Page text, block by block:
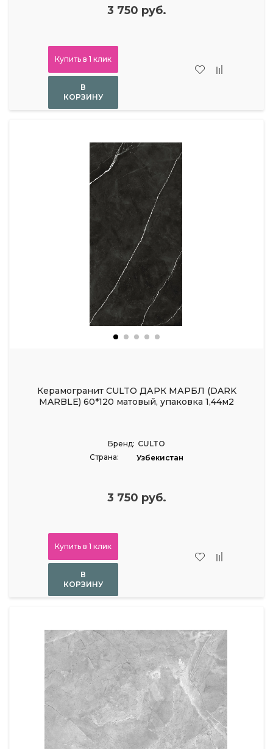
3 750 руб.
Купить в 1 клик
В
КОРЗИНУ
Керамогранит CULTO ДАРК МАРБЛ (DARK
MARBLE) 60*120 матовый, упаковка 1,44м2
Бренд: CULTO
Страна:
Узбекистан
3 750 руб.
Купить в 1 клик
В
КОРЗИНУ